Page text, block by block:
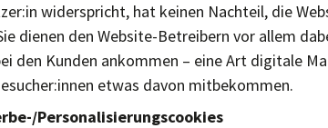
widerspricht, hat keinen Nachteil, die
dienen den Website-Betreibern vor allem
den Kunden ankommen – eine Art digitale
etwas davon mitbekommen.
Personalisierungscookies